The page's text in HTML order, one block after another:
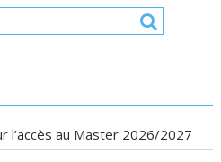
l’accès au Master 2026/2027